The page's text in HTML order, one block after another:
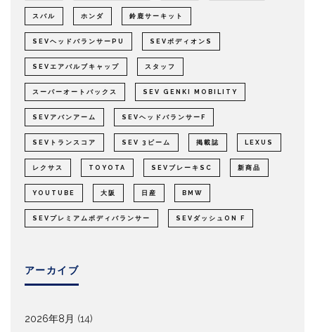
スバル ホンダ 鈴鹿サーキット
SEVヘッドバランサーPU SEVボディオンS
SEVエアバルブキャップ スタッフ
スーパーオートバックス SEV GENKI MOBILITY
SEVアバンアーム SEVヘッドバランサーF
SEVトランスコア SEV 3ビーム 掲載誌 LEXUS
レクサス TOYOTA SEVブレーキSC 新商品
YOUTUBE 大阪 日産 BMW
SEVプレミアムボディバランサー SEVダッシュON F
アーカイブ
2026年8月 (14)